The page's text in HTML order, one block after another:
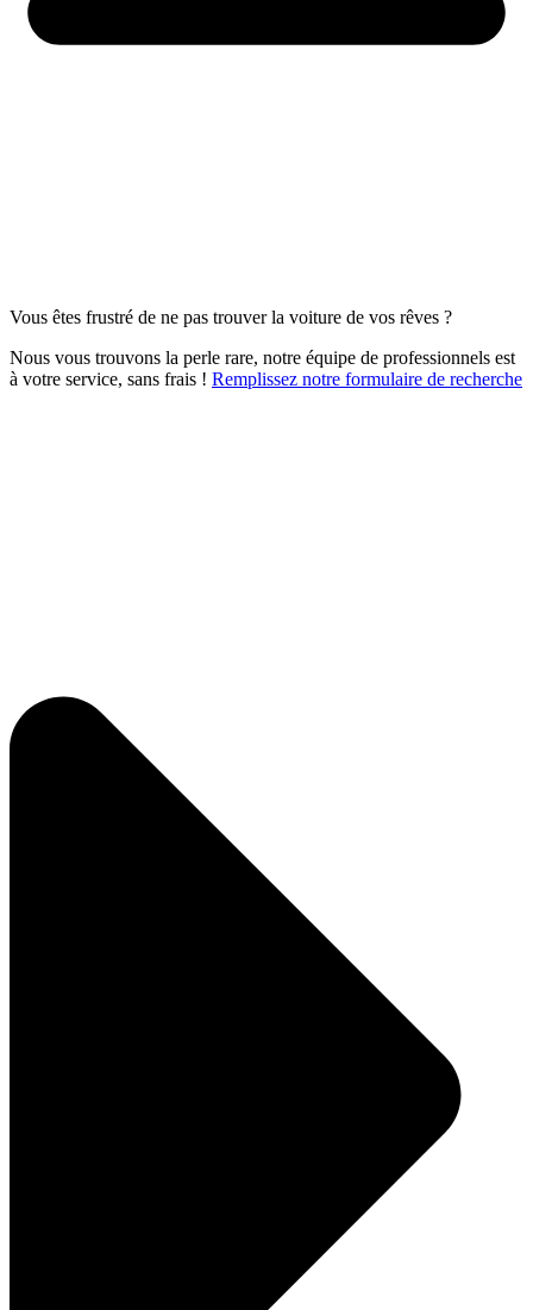
Vous êtes frustré de ne pas trouver la voiture de vos rêves ?
Nous vous trouvons la perle rare, notre équipe de professionnels est
à votre service, sans frais ! Remplissez notre formulaire de recherche